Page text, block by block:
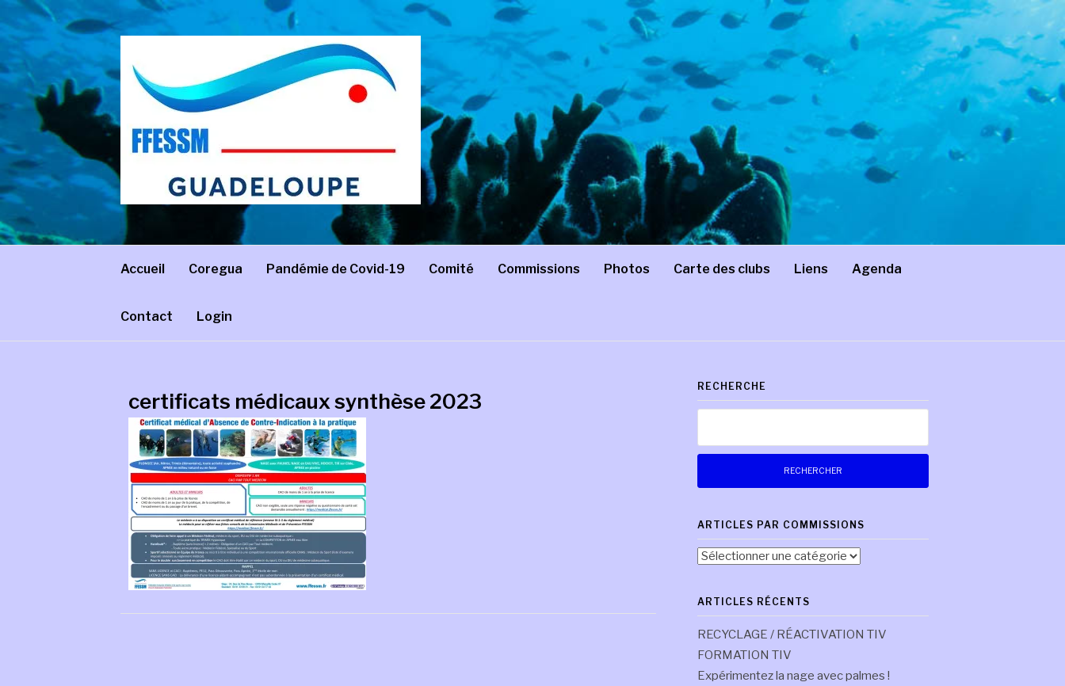
Aller
au
contenu
COREGUA
Comité régional de Guadeloupe – FFESSM
Accueil Coregua Pandémie de Covid-19 Comité Commissions Photos Carte des clubs Liens Agenda
Contact Login
certificats médicaux synthèse 2023
RECHERCHE
ARTICLES PAR COMMISSIONS
Articles
ARTICLES RÉCENTS
RECYCLAGE / RÉACTIVATION TIV
FORMATION TIV
Expérimentez la nage avec palmes !